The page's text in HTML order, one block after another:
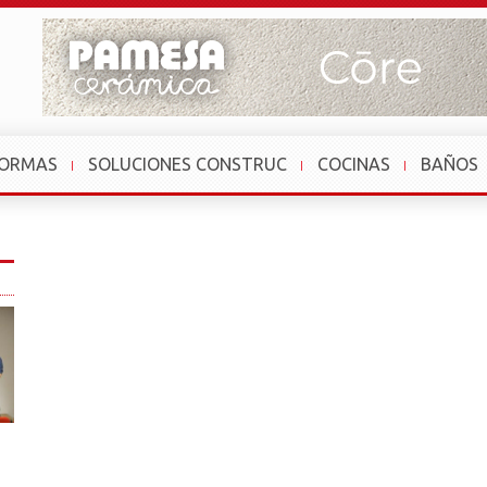
SOLUCIONES CONSTRUC COCINAS BAÑOS